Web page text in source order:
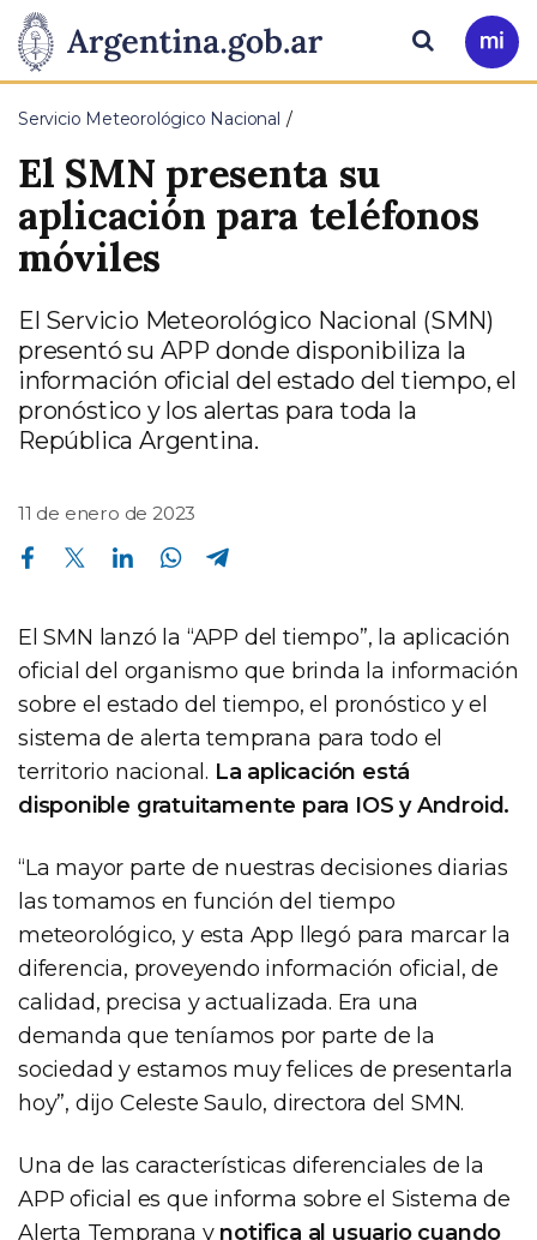
Presidencia
de
la
Nación
Pasar al contenido principal
Ir
a
Buscar
Servicio Meteorológico Nacional
El SMN presenta su
aplicación para teléfonos
móviles
El Servicio Meteorológico Nacional (SMN)
presentó su APP donde disponibiliza la
información oficial del estado del tiempo, el
pronóstico y los alertas para toda la
República Argentina.
11 de enero de 2023
Compartir en Facebook Compartir en Twitter Compartir en Linkedin Compartir en Whatsapp
El SMN lanzó la “APP del tiempo”, la aplicación
oficial del organismo que brinda la información
sobre el estado del tiempo, el pronóstico y el
sistema de alerta temprana para todo el
territorio nacional. La aplicación está
disponible gratuitamente para IOS y Android.
“La mayor parte de nuestras decisiones diarias
las tomamos en función del tiempo
meteorológico, y esta App llegó para marcar la
diferencia, proveyendo información oficial, de
calidad, precisa y actualizada. Era una
demanda que teníamos por parte de la
sociedad y estamos muy felices de presentarla
hoy”, dijo Celeste Saulo, directora del SMN.
Una de las características diferenciales de la
APP oficial es que informa sobre el Sistema de
Alerta Temprana y notifica al usuario cuando